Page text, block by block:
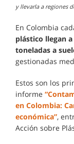
y llevarla a regiones
En Colombia
plástico llegan
toneladas a
gestionadas
Estos son los
informe
en Colombia:
económica”,
Acción sobre